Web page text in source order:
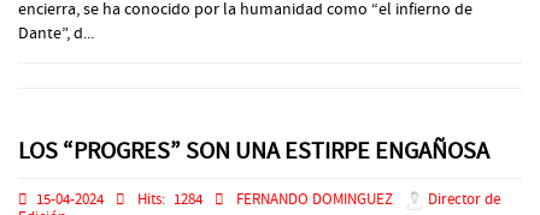
encierra, se ha conocido por la humanidad como “el infierno de
Dante”, d...
LOS “PROGRES” SON UNA ESTIRPE ENGAÑOSA
15-04-2024 Hits: 1284 FERNANDO DOMINGUEZ
Director de